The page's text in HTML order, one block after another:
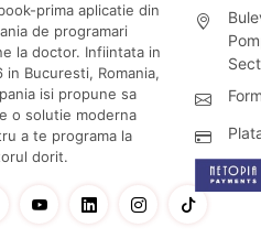
prima aplicatie din
de programari
la doctor. Infiintata in
in Bucuresti, Romania,
isi propune sa
o solutie moderna
a te programa la
dorit.